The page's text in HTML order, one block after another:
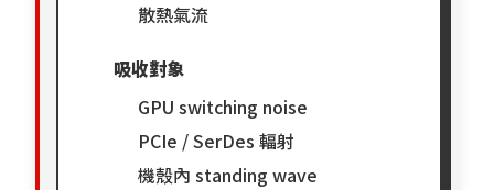
散熱氣流
吸收對象
GPU switching noise
PCIe / SerDes 輻射
機殼內 standing wave